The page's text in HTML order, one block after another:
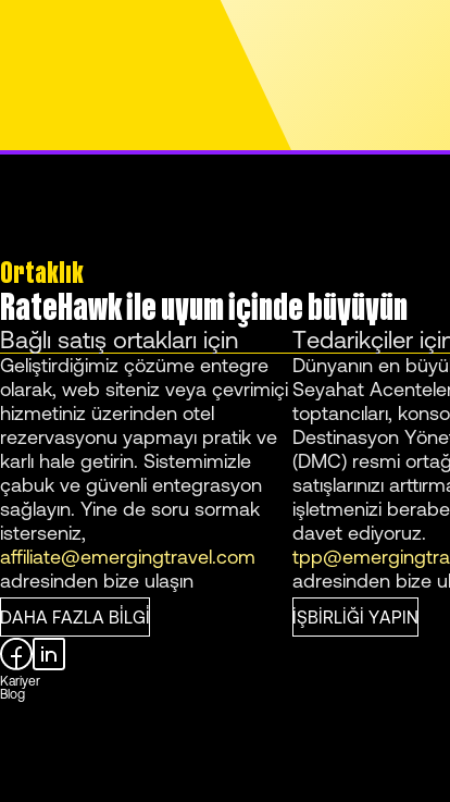
Ortaklık
RateHawk ile uyum içinde büyüyün
Bağlı satış ortakları için
Geliştirdiğimiz çözüme entegre
olarak, web siteniz veya çevrimiçi
hizmetiniz üzerinden otel
rezervasyonu yapmayı pratik ve
karlı hale getirin. Sistemimizle
çabuk ve güvenli entegrasyon
sağlayın. Yine de soru sormak
isterseniz,
affiliate@emergingtravel.com
adresinden bize ulaşın
DAHA FAZLA BİLGİ
Tedarikçiler
Dünyanın en
Seyahat
toptancıları,
Destinasyon
(DMC) resmi
satışlarınızı
işletmenizi
davet ediyoruz.
adresinden bize
İŞBIRLIĞI YAPIN
Kariyer
Blog